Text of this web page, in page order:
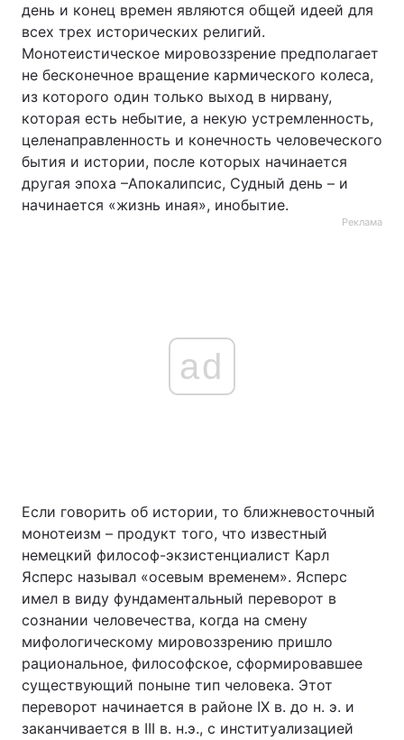
день и конец времен являются общей идеей для
всех трех исторических религий.
Монотеистическое мировоззрение предполагает
не бесконечное вращение кармического колеса,
из которого один только выход в нирвану,
которая есть небытие, а некую устремленность,
целенаправленность и конечность человеческого
бытия и истории, после которых начинается
другая эпоха –Апокалипсис, Судный день – и
начинается «жизнь иная», инобытие.
Реклама
ad
Если говорить об истории, то ближневосточный
монотеизм – продукт того, что известный
немецкий философ-экзистенциалист Карл
Ясперс называл «осевым временем». Ясперс
имел в виду фундаментальный переворот в
сознании человечества, когда на смену
мифологическому мировоззрению пришло
рациональное, философское, сформировавшее
существующий поныне тип человека. Этот
переворот начинается в районе IX в. до н. э. и
заканчивается в III в. н.э., с институализацией